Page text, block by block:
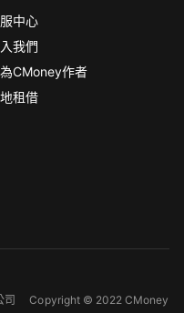
中心
我們
CMoney作者
租借
公司Copyright © 2022 CMoney